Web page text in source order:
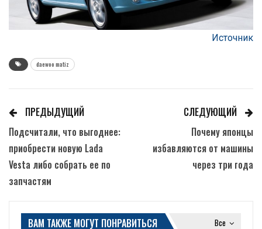
Источник
daewoo matiz
ПРЕДЫДУЩИЙ
Подсчитали, что выгоднее:
приобрести новую Lada
Vesta либо собрать ее по
запчастям
СЛЕДУЮЩИЙ
Почему японцы
избавляются от машины
через три года
Все
ВАМ ТАКЖЕ МОГУТ ПОНРАВИТЬСЯ